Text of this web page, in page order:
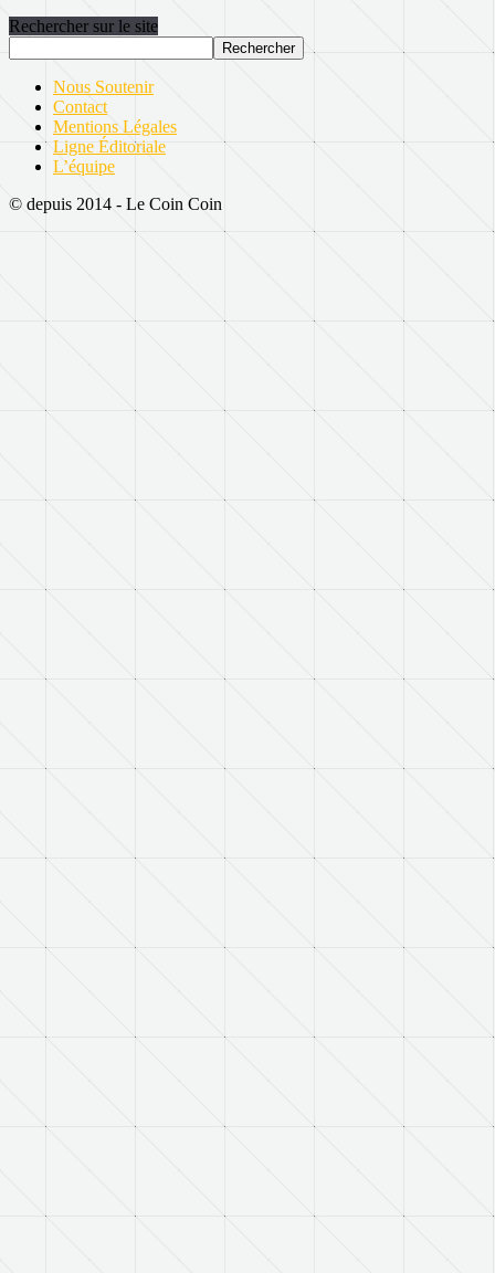
Rechercher sur le site
Nous Soutenir
Contact
Mentions Légales
Ligne Éditoriale
L’équipe
© depuis 2014 - Le Coin Coin